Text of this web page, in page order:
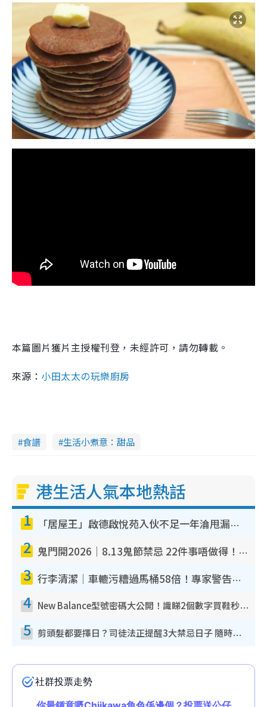
本篇圖片獲片主授權刊登，未經許可，請勿轉載。
來源： 小田太太の玩樂廚房
食譜 生活小煮意：甜品
港生活人氣本地熱話
1 「居屋王」啟德啟悅苑入伙不足一年淪甩漏之王！插頭噴火花致大停電 多戶業主全屋家電報銷
2 鬼門開2026｜8.13鬼節禁忌 22件事唔做得！燒肉、刺身要少食？半夜勿吹口哨/打呢個電話
3 行李清潔｜車轆污糟過馬桶58倍！專家警告忌用酒精抹 教1招免污手除菌
4 New Balance型號密碼大公開！識睇2個數字買鞋秒知功能免中伏 附5大熱門鞋款
5 剪頭髮都要擇日？司徒法正提醒3大禁忌日子 隨時剪走財運！呢日剪髮恐「剪壽命」？